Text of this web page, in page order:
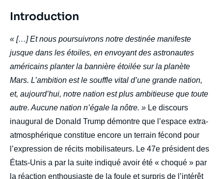
Titre
Introduction
body
« […] Et nous poursuivrons notre destinée manifeste
jusque dans les étoiles, en envoyant des astronautes
américains planter la bannière étoilée sur la planète
Mars. L’ambition est le souffle vital d’une grande nation,
et, aujourd’hui, notre nation est plus ambitieuse que toute
autre. Aucune nation n’égale la nôtre. » Le discours
inaugural de Donald Trump démontre que l’espace extra-
atmosphérique constitue encore un terrain fécond pour
l’expression de récits mobilisateurs. Le 47e président des
États-Unis a par la suite indiqué avoir été « choqué » par
la réaction enthousiaste de la foule et surpris de l’intérêt